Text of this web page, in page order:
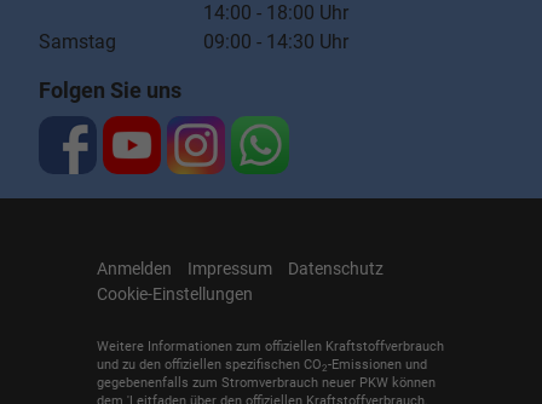
14:00 - 18:00 Uhr
Samstag 09:00 - 14:30 Uhr
Folgen Sie uns
Anmelden Impressum
Datenschutz
Cookie-Einstellungen
Weitere Informationen zum offiziellen Kraftstoffverbrauch
und zu den offiziellen spezifischen CO2-Emissionen und
gegebenenfalls zum Stromverbrauch neuer PKW können
dem 'Leitfaden über den offiziellen Kraftstoffverbrauch,